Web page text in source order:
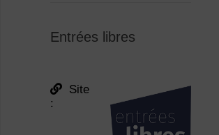
Entrées libres
Site
: